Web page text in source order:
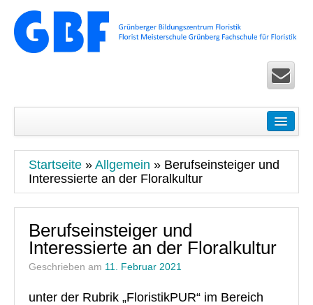
Seminare
Floristik Pur – Basic-Seminare für Einsteiger
Floristik Exclusiv – Fortbildung für Fortgeschrittene
Startseite » Allgemein » Berufseinsteiger und
Interessierte an der Floralkultur
Berufseinsteiger und
Interessierte an der Floralkultur
Geschrieben am 11. Februar 2021
unter der Rubrik „FloristikPUR“ im Bereich